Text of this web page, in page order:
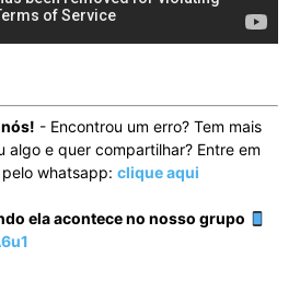
- Encontrou um erro? Tem mais
algo e quer compartilhar? Entre em
whatsapp: clique aqui
ela acontece no nosso grupo